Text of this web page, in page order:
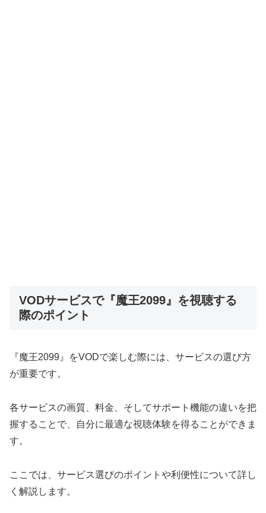
VODサービスで『魔王2099』を視聴する
際のポイント
『魔王2099』をVODで楽しむ際には、サービスの選び方
が重要です。
各サービスの画質、料金、そしてサポート機能の違いを把
握することで、自分に最適な視聴体験を得ることができま
す。
ここでは、サービス選びのポイントや利便性について詳し
く解説します。